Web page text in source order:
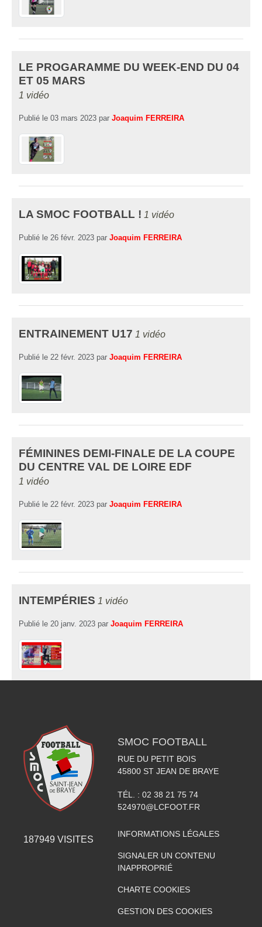
LE PROGARAMME DU WEEK-END DU 04
ET 05 MARS
1 vidéo
Publié le 03 mars 2023 par Joaquim FERREIRA
LA SMOC FOOTBALL ! 1 vidéo
Publié le 26 févr. 2023 par Joaquim FERREIRA
ENTRAINEMENT U17 1 vidéo
Publié le 22 févr. 2023 par Joaquim FERREIRA
FÉMININES DEMI-FINALE DE LA COUPE
DU CENTRE VAL DE LOIRE EDF
1 vidéo
Publié le 22 févr. 2023 par Joaquim FERREIRA
INTEMPÉRIES 1 vidéo
Publié le 20 janv. 2023 par Joaquim FERREIRA
187949 VISITES
SMOC FOOTBALL
RUE DU PETIT BOIS
45800 ST JEAN DE BRAYE
TÉL. : 02 38 21 75 74
524970@LCFOOT.FR
INFORMATIONS LÉGALES
SIGNALER UN CONTENU
INAPPROPRIÉ
CHARTE COOKIES
GESTION DES COOKIES